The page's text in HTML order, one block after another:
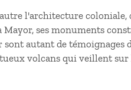
l'architecture coloniale,
Mayor, ses monuments
sont autant de témoignages
volcans qui veillent